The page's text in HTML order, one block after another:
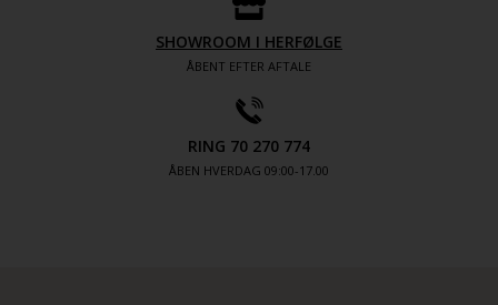
SHOWROOM I HERFØLGE
ÅBENT EFTER AFTALE
RING 70 270 774
ÅBEN HVERDAG 09:00-17.00